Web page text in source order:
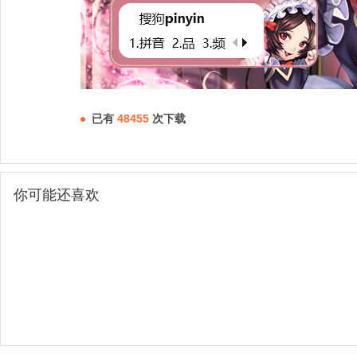
已有 48455 次下载
你可能还喜欢